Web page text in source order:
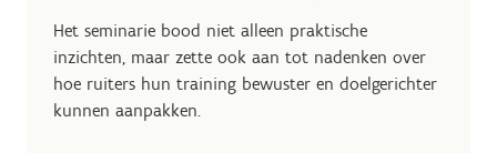
Het seminarie bood niet alleen praktische
inzichten, maar zette ook aan tot nadenken over
hoe ruiters hun training bewuster en doelgerichter
kunnen aanpakken.